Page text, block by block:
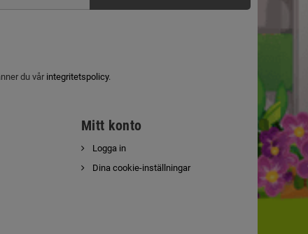
du vår integritetspolicy.
Mitt konto
Logga in
Dina cookie-inställningar